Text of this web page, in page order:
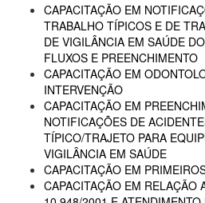
CAPACITAÇÃO EM
TRABALHO TÍPICOS E DE
DE VIGILÂNCIA EM SAÚDE
FLUXOS E PREENCHIMENTO
CAPACITAÇÃO EM
INTERVENÇÃO
CAPACITAÇÃO EM
NOTIFICAÇÕES DE
TÍPICO/TRAJETO PARA
VIGILÂNCIA EM SAÚDE
CAPACITAÇÃO EM
CAPACITAÇÃO EM RELAÇÃO